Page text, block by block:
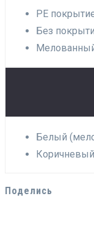
PE
Без
Белый
Поделись